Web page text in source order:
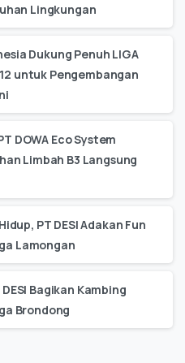
Lingkungan
Dukung Penuh LIGA
untuk Pengembangan
DOWA Eco System
Limbah B3 Langsung
PT DESI Adakan Fun
Lamongan
Bagikan Kambing
Brondong